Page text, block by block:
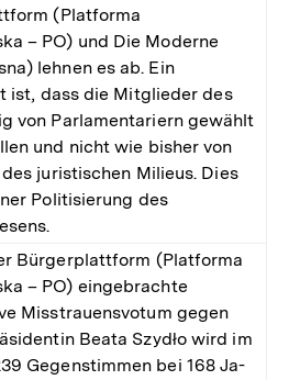
(Platforma
– PO) und Die Moderne
lehnen es ab. Ein
ist, dass die Mitglieder des
von Parlamentariern gewählt
und nicht wie bisher von
juristischen Milieus. Dies
Politisierung des
Bürgerplattform (Platforma
– PO) eingebrachte
Misstrauensvotum gegen
Beata Szydło wird im
Gegenstimmen bei 168 Ja-